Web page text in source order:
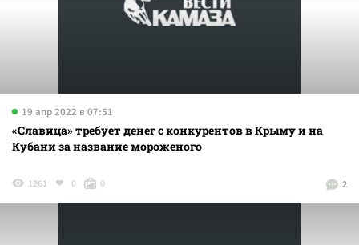
19 апр 2022 в 07:51
«Славица» требует денег с конкурентов в Крыму и на
Кубани за название мороженого
2
1261 0 0